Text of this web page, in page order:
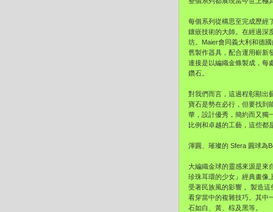
每個系列從構思至完成歷經
鑲嵌技術的大師。在經過深
坊。Maier會同義大利和德
舊製作器具，配合運用嶄新
連接是以編織金條製成，每
鑽石。
對我們而言，這過程彰顯出
寶石是勢在必行，但要找到
華，設計優秀，簡約而又獨
比例和卓越的工藝，這些都
渾圓、璀璨的 Sfera 圓球為
大編織金球的靈感來源是來
珍珠耳環的少女』經典畫像
受著民族風的影響 。製造
看穿當中的複雜技巧。其中
石如白、黃、棕及黑等。